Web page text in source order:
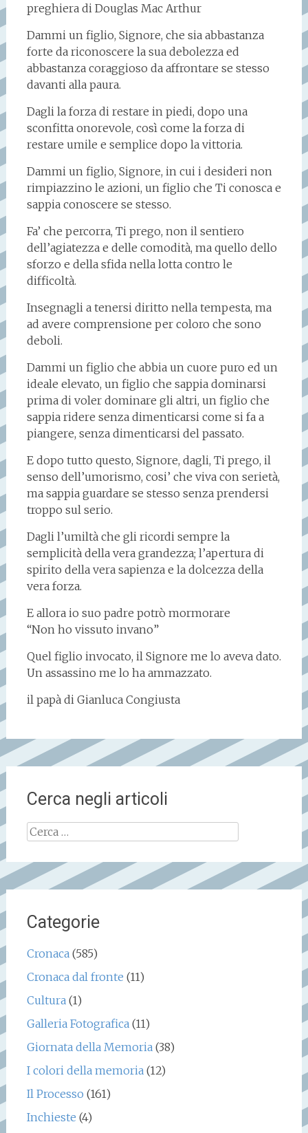
preghiera di Douglas Mac Arthur
Dammi un figlio, Signore, che sia abbastanza
forte da riconoscere la sua debolezza ed
abbastanza coraggioso da affrontare se stesso
davanti alla paura.
Dagli la forza di restare in piedi, dopo una
sconfitta onorevole, così come la forza di
restare umile e semplice dopo la vittoria.
Dammi un figlio, Signore, in cui i desideri non
rimpiazzino le azioni, un figlio che Ti conosca e
sappia conoscere se stesso.
Fa’ che percorra, Ti prego, non il sentiero
dell’agiatezza e delle comodità, ma quello dello
sforzo e della sfida nella lotta contro le
difficoltà.
Insegnagli a tenersi diritto nella tempesta, ma
ad avere comprensione per coloro che sono
deboli.
Dammi un figlio che abbia un cuore puro ed un
ideale elevato, un figlio che sappia dominarsi
prima di voler dominare gli altri, un figlio che
sappia ridere senza dimenticarsi come si fa a
piangere, senza dimenticarsi del passato.
E dopo tutto questo, Signore, dagli, Ti prego, il
senso dell’umorismo, cosi’ che viva con serietà,
ma sappia guardare se stesso senza prendersi
troppo sul serio.
Dagli l’umiltà che gli ricordi sempre la
semplicità della vera grandezza; l’apertura di
spirito della vera sapienza e la dolcezza della
vera forza.
E allora io suo padre potrò mormorare
“Non ho vissuto invano”
Quel figlio invocato, il Signore me lo aveva dato.
Un assassino me lo ha ammazzato.
il papà di Gianluca Congiusta
Cerca negli articoli
Ricerca
Categorie
Cronaca(585)
Cronaca dal fronte (11)
Cultura(1)
Galleria Fotografica(11)
Giornata della Memoria(38)
I colori della memoria(12)
Il Processo (161)
Inchieste (4)